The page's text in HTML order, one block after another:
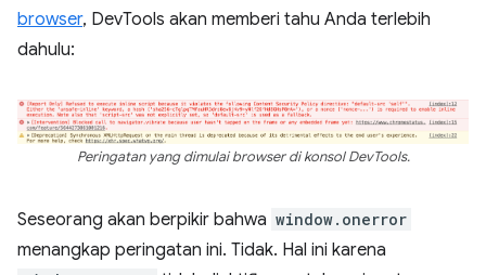
browser, DevTools akan memberi tahu Anda terlebih
dahulu:
Peringatan yang dimulai browser di konsol DevTools.
Seseorang akan berpikir bahwa window.onerror
menangkap peringatan ini. Tidak. Hal ini karena